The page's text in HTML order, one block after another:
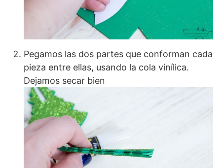
Pegamos las dos partes que conforman cada
pieza entre ellas, usando la cola vinílica.
Dejamos secar bien